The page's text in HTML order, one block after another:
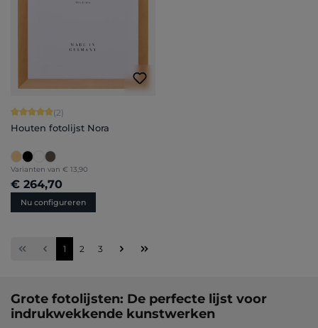
Gemiddelde waardering van 5 van 5 sterren
(2)
Houten fotolijst Nora
Varianten van € 13,90
€ 264,70
Nu configureren
Pagina
1 Pagina
2 Pagina
3
Grote fotolijsten: De perfecte lijst voor
indrukwekkende kunstwerken